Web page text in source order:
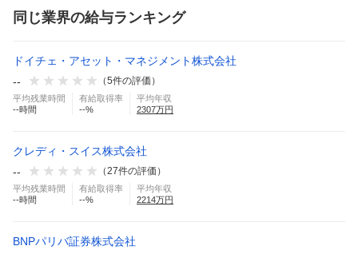
同じ業界の給与ランキング
ドイチェ・アセット・マネジメント株式会社
--
（5件の評価）
平均残業時間
--時間
有給取得率
--%
平均年収
2307万円
クレディ・スイス株式会社
--
（27件の評価）
平均残業時間
--時間
有給取得率
--%
平均年収
2214万円
BNPパリバ証券株式会社